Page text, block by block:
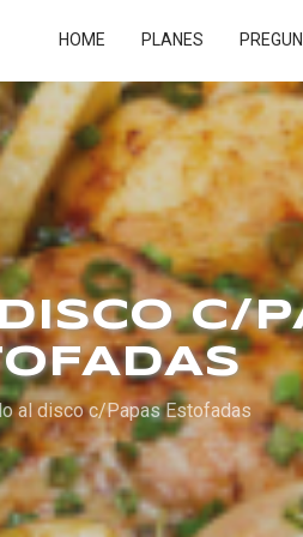
HOME PLANES
C/
al disco c/Papas Estofadas